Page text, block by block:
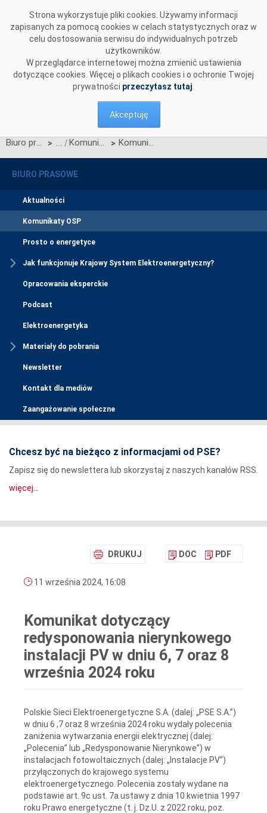
Strona wykorzystuje pliki cookies. Używamy informacji
zapisanych za pomocą cookies w celach statystycznych oraz w
celu dostosowania serwisu do indywidualnych potrzeb
użytkowników.
W przeglądarce internetowej można zmienić ustawienia
dotyczące cookies. Więcej o plikach cookies i o ochronie Twojej
prywatności przeczytasz tutaj
Akceptuję
Biuro prasowe > Komunikaty OSP > Komunikat dotyczący redysponowania nierynkowego instalacji PV w dniu 6, 7 oraz 8 września 2024 roku
BIURO PRASOWE
Aktualności
Komunikaty OSP
Prosto o energetyce
Jak funkcjonuje Krajowy System Elektroenergetyczny?
Opracowania eksperckie
Podcast
Elektroenergetyka
Materiały do pobrania
Newsletter
Kontakt dla mediów
Zaangażowanie społeczne
Chcesz być na bieżąco z informacjami od PSE?
Zapisz się do newslettera lub skorzystaj z naszych kanałów RSS.
więcej...
DRUKUJ DOC PDF
11 września 2024, 16:08
Komunikat dotyczący
redysponowania nierynkowego
instalacji PV w dniu 6, 7 oraz 8
września 2024 roku
Polskie Sieci Elektroenergetyczne S.A. (dalej: „PSE S.A.”)
w dniu 6 ,7 oraz 8 września 2024 roku wydały polecenia
zaniżenia wytwarzania energii elektrycznej (dalej:
„Polecenia” lub „Redysponowanie Nierynkowe”) w
instalacjach fotowoltaicznych (dalej: „Instalacje PV”)
przyłączonych do krajowego systemu
elektroenergetycznego. Polecenia zostały wydane na
podstawie art. 9c ust. 7a ustawy z dnia 10 kwietnia 1997
roku Prawo energetyczne (t. j. Dz.U. z 2022 roku, poz.